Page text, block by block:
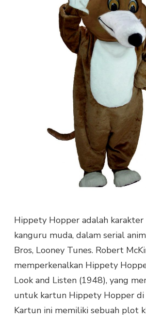
Hippety Hopper adalah
kanguru muda, dalam serial
Bros, Looney Tunes. Robert
memperkenalkan Hippety
Look and Listen (1948), yang
untuk kartun Hippety Hopper di
Kartun ini memiliki sebuah plot